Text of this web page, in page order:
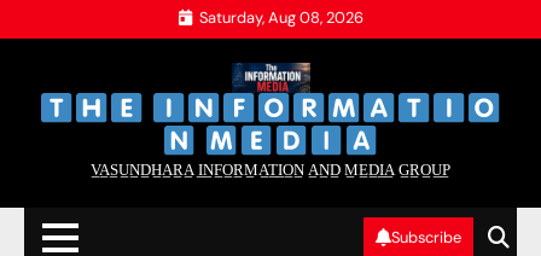
to
Saturday, Aug 08, 2026
V̲A̲S̲U̲N̲D̲H̲A̲R̲A̲ I̲N̲F̲O̲R̲M̲A̲T̲I̲O̲N̲ A̲N̲D̲ M̲E̲D̲I̲A̲ G̲R̲O̲U̲P̲
Subscribe